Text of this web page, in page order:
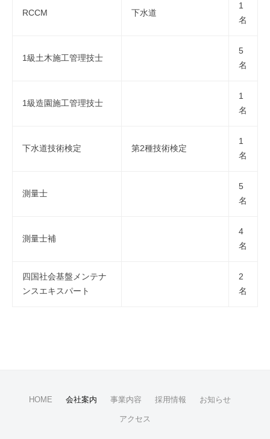
RCCM 下水道
1
名
1級土木施工管理技士
5
名
1級造園施工管理技士
1
名
下水道技術検定 第2種技術検定
1
名
測量士
5
名
測量士補
4
名
四国社会基盤メンテナ
ンスエキスパート
2
名
HOME 会社案内 事業内容 採用情報 お知らせ
アクセス